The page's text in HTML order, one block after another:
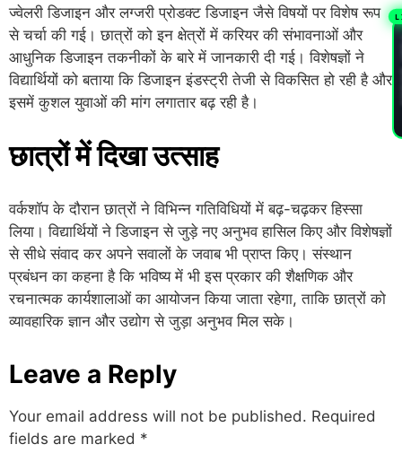
ज्वेलरी डिजाइन और लग्जरी प्रोडक्ट डिजाइन जैसे विषयों पर विशेष रूप
से चर्चा की गई। छात्रों को इन क्षेत्रों में करियर की संभावनाओं और
आधुनिक डिजाइन तकनीकों के बारे में जानकारी दी गई। विशेषज्ञों ने
विद्यार्थियों को बताया कि डिजाइन इंडस्ट्री तेजी से विकसित हो रही है और
इसमें कुशल युवाओं की मांग लगातार बढ़ रही है।
छात्रों में दिखा उत्साह
वर्कशॉप के दौरान छात्रों ने विभिन्न गतिविधियों में बढ़-चढ़कर हिस्सा
लिया। विद्यार्थियों ने डिजाइन से जुड़े नए अनुभव हासिल किए और विशेषज्ञों
से सीधे संवाद कर अपने सवालों के जवाब भी प्राप्त किए। संस्थान
प्रबंधन का कहना है कि भविष्य में भी इस प्रकार की शैक्षणिक और
रचनात्मक कार्यशालाओं का आयोजन किया जाता रहेगा, ताकि छात्रों को
व्यावहारिक ज्ञान और उद्योग से जुड़ा अनुभव मिल सके।
Leave a Reply
Your email address will not be published. Required
fields are marked *